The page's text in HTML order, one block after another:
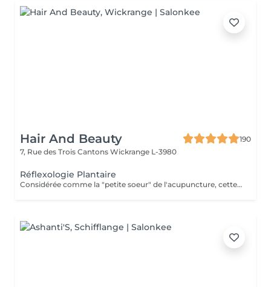
Hair And Beauty
190
7, Rue des Trois Cantons Wickrange L-3980
Réflexologie Plantaire
Considérée comme la "petite soeur" de l'acupuncture, cette thérapie en médecine parallèle a pour but la prévention de la maladie, de malaises et de soulager sinon éradiquer les problèmes existants. Elle permet une approche différente et complémentaire de la médecine allopathique. Elle permet un traitement de fond. Les pressions, respirations agissent sur toutes les fonctions et organes du corps tout entier. Pour tous âges à "Consommer sans modération"